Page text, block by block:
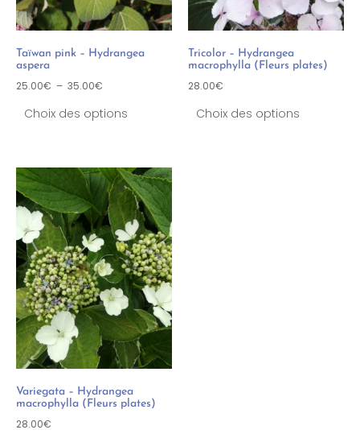
Taïwan pink – Hydrangea
aspera
25.00€ – 35.00€
Choix des options
Tricolor – Hydrangea
macrophylla (Fleurs plates)
28.00€
Choix des options
Variegata – Hydrangea
macrophylla (Fleurs plates)
28.00€